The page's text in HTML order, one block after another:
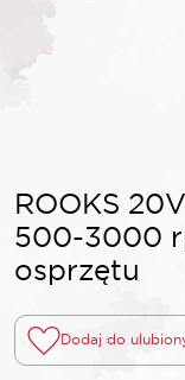
ROOKS
500-3000
osprzętu
Dodaj do